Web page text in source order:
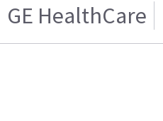
GE HealthCare